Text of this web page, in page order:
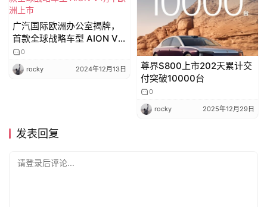
广汽国际欧洲办公室揭牌，
首款全球战略车型 AION V
明年欧洲上市
0
rocky 2024年12月13日
尊界S800上市202天累计交
付突破10000台
0
rocky 2025年12月29日
发表回复
请登录后评论...